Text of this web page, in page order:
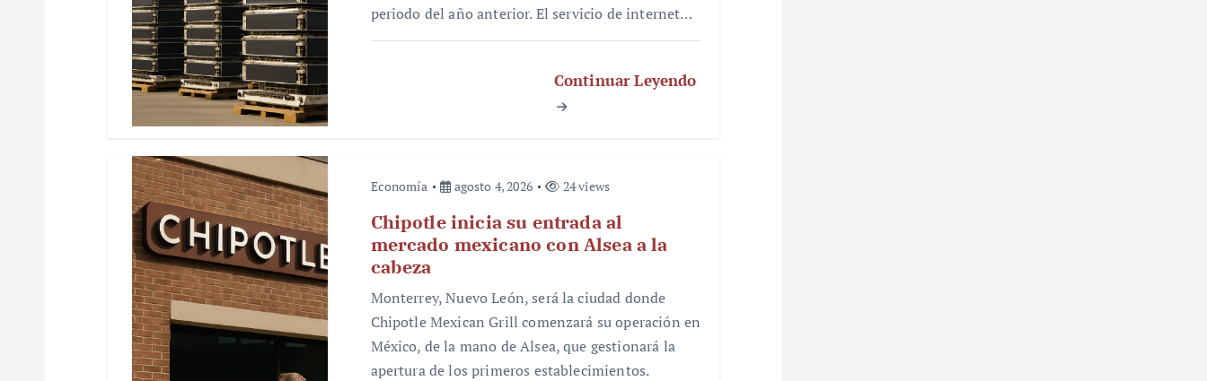
periodo del año anterior. El servicio de internet…
Continuar Leyendo
Economía agosto 4, 2026 24 views
Chipotle inicia su entrada al
mercado mexicano con Alsea a la
cabeza
Monterrey, Nuevo León, será la ciudad donde
Chipotle Mexican Grill comenzará su operación en
México, de la mano de Alsea, que gestionará la
apertura de los primeros establecimientos.